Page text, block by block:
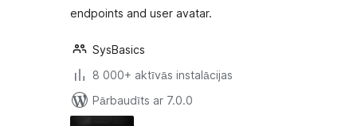
endpoints and user avatar.
SysBasics
8 000+ aktīvās instalācijas
Pārbaudīts ar 7.0.0